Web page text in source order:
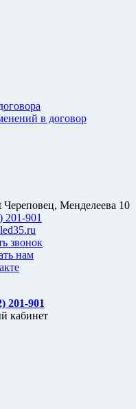
в договор
Череповец, Менделеева 10
201-901
звонок
нам
201-901
кабинет